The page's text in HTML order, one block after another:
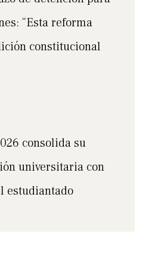
“Esta reforma
constitucional
consolida su
universitaria con
estudiantado